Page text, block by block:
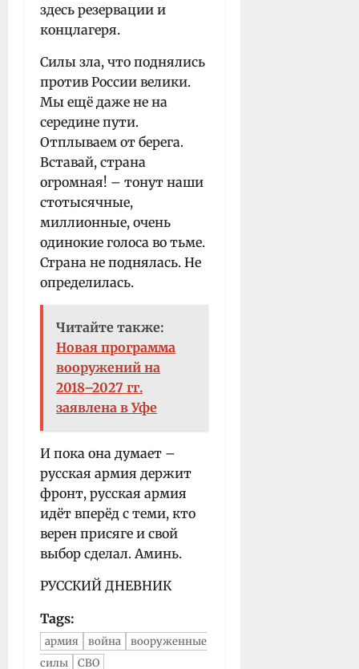
здесь резервации и
концлагеря.
Силы зла, что поднялись
против России велики.
Мы ещё даже не на
середине пути.
Отплываем от берега.
Вставай, страна
огромная! – тонут наши
стотысячные,
миллионные, очень
одинокие голоса во тьме.
Страна не поднялась. Не
определилась.
Читайте также:
Новая программа
вооружений на
2018–2027 гг.
заявлена в Уфе
И пока она думает –
русская армия держит
фронт, русская армия
идёт вперёд с теми, кто
верен присяге и свой
выбор сделал. Аминь.
РУССКИЙ ДНЕВНИК
Tags:
армия война
вооруженные
силы
СВО